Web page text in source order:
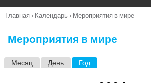
п
Вы
Главная › Календарь › Мероприятия в мире
Мероприятия в мире
Месяц День Год